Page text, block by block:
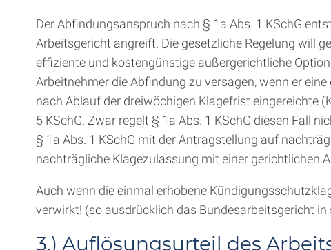
Der Abfindungsanspruch nach § 1a Abs. 1 KSchG
Arbeitsgericht angreift. Die gesetzliche Regelung will
effiziente und kostengünstige außergerichtliche
Arbeitnehmer die Abfindung zu versagen, wenn er
nach Ablauf der dreiwöchigen Klagefrist eingereichte
5 KSchG. Zwar regelt § 1a Abs. 1 KSchG diesen Fall
§ 1a Abs. 1 KSchG mit der Antragstellung auf
nachträgliche Klagezulassung mit einer gerichtlichen
Auch wenn die einmal erhobene
verwirkt! (so ausdrücklich das Bundesarbeitsgericht
3.) Auflösungsurteil des